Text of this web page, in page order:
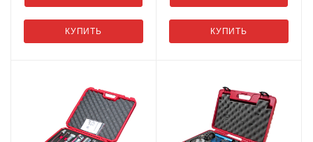
КУПИТЬ КУПИТЬ